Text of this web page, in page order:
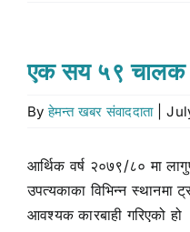
एक सय ५९ चालक
Byहेमन्त खबर संवाददाता
आर्थिक वर्ष २०७९/८० मा
उपत्यकाका विभिन्न स्थानमा
आवश्यक कारबाही गरिएको हो